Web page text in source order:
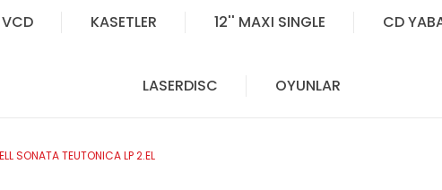
VCD KASETLER 12'' MAXI SINGLE CD
LASERDISC OYUNLAR
SONATA TEUTONICA LP 2.EL